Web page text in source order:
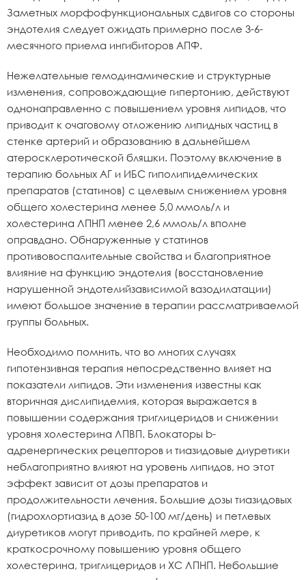
Заметных морфофункциональных сдвигов со стороны
эндотелия следует ожидать примерно после 3-6-
месячного приема ингибиторов АПФ.
Нежелательные гемодинамические и структурные
изменения, сопровождающие гипертонию, действуют
однонаправленно с повышением уровня липидов, что
приводит к очаговому отложению липидных частиц в
стенке артерий и образованию в дальнейшем
атеросклеротической бляшки. Поэтому включение в
терапию больных АГ и ИБС гиполипидемических
препаратов (статинов) с целевым снижением уровня
общего холестерина менее 5,0 ммоль/л и
холестерина ЛПНП менее 2,6 ммоль/л вполне
оправдано. Обнаруженные у статинов
противовоспалительные свойства и благоприятное
влияние на функцию эндотелия (восстановление
нарушенной эндотелийзависимой вазодилатации)
имеют большое значение в терапии рассматриваемой
группы больных.
Необходимо помнить, что во многих случаях
гипотензивная терапия непосредственно влияет на
показатели липидов. Эти изменения известны как
вторичная дислипидемия, которая выражается в
повышении содержания триглицеридов и снижении
уровня холестерина ЛПВП. Блокаторы b-
адренергических рецепторов и тиазидовые диуретики
неблагоприятно влияют на уровень липидов, но этот
эффект зависит от дозы препаратов и
продолжительности лечения. Большие дозы тиазидовых
(гидрохлортиазид в дозе 50-100 мг/день) и петлевых
диуретиков могут приводить, по крайней мере, к
краткосрочному повышению уровня общего
холестерина, триглицеридов и ХС ЛПНП. Небольшие